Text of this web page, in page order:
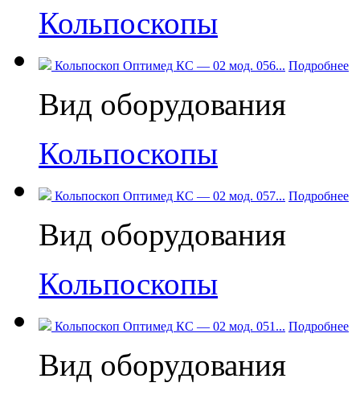
Кольпоскопы
Кольпоскоп Оптимед КС — 02 мод. 056... Подробнее
Вид оборудования
Кольпоскопы
Кольпоскоп Оптимед КС — 02 мод. 057... Подробнее
Вид оборудования
Кольпоскопы
Кольпоскоп Оптимед КС — 02 мод. 051... Подробнее
Вид оборудования